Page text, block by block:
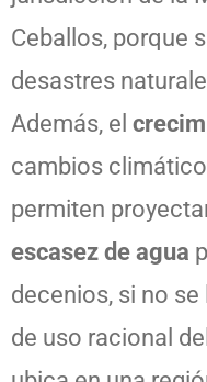
Ceballos, porque
desastres
Además, el
cambios
permiten
escasez de agua
decenios, si no
de uso racional